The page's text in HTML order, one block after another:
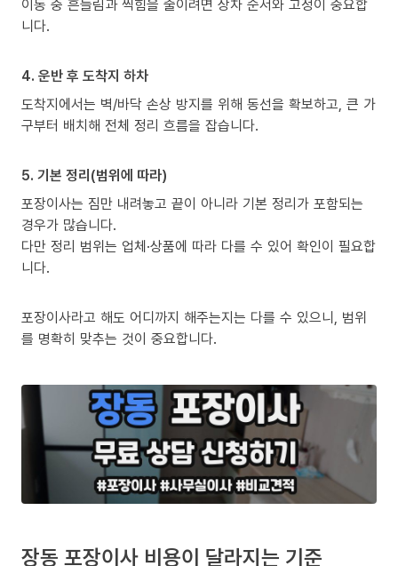
이동 중 흔들림과 찍힘을 줄이려면 상차 순서와 고정이 중요합
니다.
4. 운반 후 도착지 하차
도착지에서는 벽/바닥 손상 방지를 위해 동선을 확보하고, 큰 가
구부터 배치해 전체 정리 흐름을 잡습니다.
5. 기본 정리(범위에 따라)
포장이사는 짐만 내려놓고 끝이 아니라 기본 정리가 포함되는
경우가 많습니다.
다만 정리 범위는 업체·상품에 따라 다를 수 있어 확인이 필요합
니다.
포장이사라고 해도 어디까지 해주는지는 다를 수 있으니, 범위
를 명확히 맞추는 것이 중요합니다.
장동 포장이사 비용이 달라지는 기준